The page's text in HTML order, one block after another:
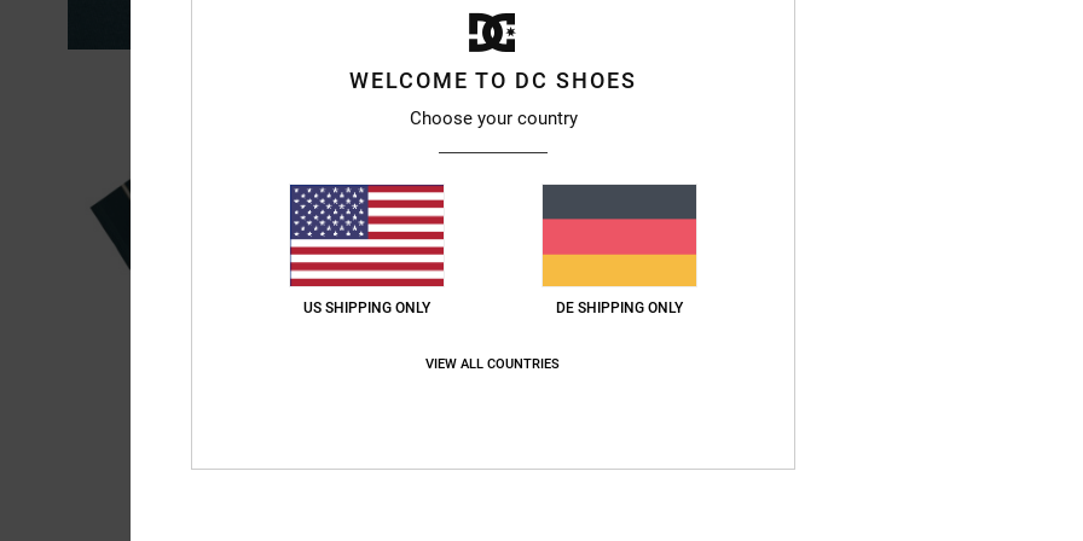
WELCOME TO DC SHOES
Choose your country
US SHIPPING ONLY DE SHIPPING ONLY
VIEW ALL COUNTRIES